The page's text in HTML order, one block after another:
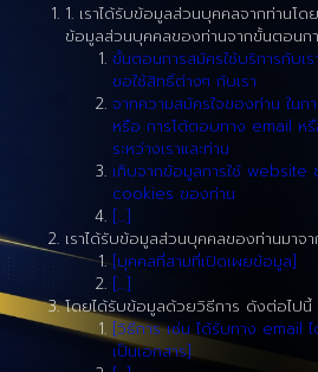
1. เราได้รับข้อมูลส่วนบุคคลจากท่านโด
ข้อมูลส่วนบุคคลของท่านจากขั้นตอนก
ขั้นตอนการสมัครใช้บริการกับ
ขอใช้สิทธิ์ต่างๆ กับเรา
จากความสมัครใจของท่าน ใน
หรือ การโต้ตอบทาง email ห
ระหว่างเราและท่าน
เก็บจากข้อมูลการใช้ website
cookies ของท่าน
[…]
เราได้รับข้อมูลส่วนบุคคลของท่านมา
[บุคคลที่สามที่เปิดเผยข้อมูล]
[…]
โดยได้รับข้อมูลด้วยวิธีการ ดังต่อไปนี้
[วิธีการ เช่น ได้รับทาง email
เป็นเอกสาร]